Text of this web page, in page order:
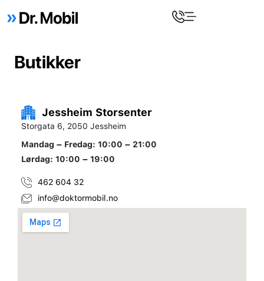
Butikker
Jessheim Storsenter
Storgata 6, 2050 Jessheim
Mandag – Fredag: 10:00 – 21:00
Lørdag: 10:00 – 19:00
462 604 32
info@doktormobil.no